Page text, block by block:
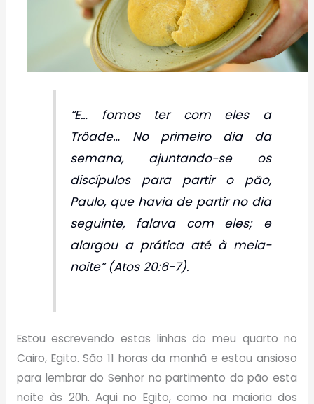
“E… fomos ter com eles a
Trôade… No primeiro dia da
semana, ajuntando-se os
discípulos para partir o pão,
Paulo, que havia de partir no dia
seguinte, falava com eles; e
alargou a prática até à meia-
noite” (Atos 20:6-7).
Estou escrevendo estas linhas do meu quarto no
Cairo, Egito. São 11 horas da manhã e estou ansioso
para lembrar do Senhor no partimento do pão esta
noite às 20h. Aqui no Egito, como na maioria dos